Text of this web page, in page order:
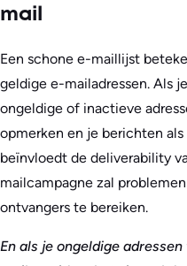
mail
Een schone e-maillijst
geldige e-mailadressen. Als
ongeldige of inactieve
opmerken en je berichten
beïnvloedt de deliverability
mailcampagne zal
ontvangers te bereiken.
En als je ongeldige